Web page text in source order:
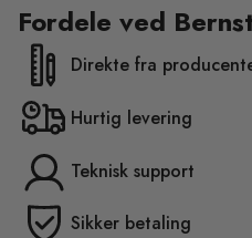
Fordele ved
Direkte fra
Hurtig levering
Teknisk support
Sikker betaling